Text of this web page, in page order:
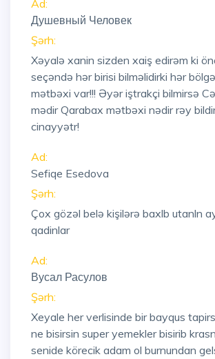
Ad:
Душевный Человек
Şərh:
Xəyalə xanin sizden xaiş edirəm ki
seçəndə hər birisi bilməlidirki hər
mətbəxi var!!! Əyər iştrakçi bilmirsə
mədir Qarabax mətbəxi nədir rəy
cinayyətr!
Ad:
Sefiqe Esedova
Şərh:
Çox gözəl belə kişilərə baxlb utanln
qadinlar
Ad:
Вусал Расулов
Şərh:
Xeyale her verlisinde bir bayqus
ne bisirsin super yemekler bisirib
senide körecik adam ol burnundan